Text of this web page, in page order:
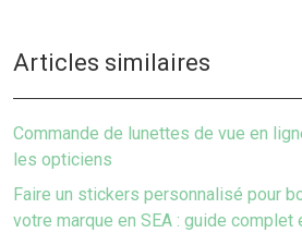
Articles similaires
Commande de lunettes de vue en
les opticiens
Faire un stickers personnalisé pour
votre marque en SEA : guide